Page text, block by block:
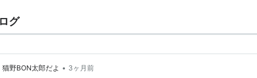
グ
猫野BON太郎だよ • 3ヶ月前